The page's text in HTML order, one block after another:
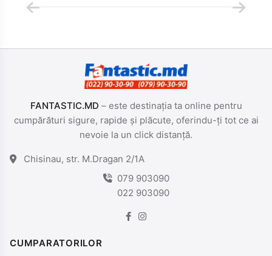
FANTASTIC.MD – este destinația ta online pentru
cumpărături sigure, rapide și plăcute, oferindu-ți tot ce ai
nevoie la un click distanță.
Chisinau, str. M.Dragan 2/1A
079 903090
022 903090
CUMPARATORILOR